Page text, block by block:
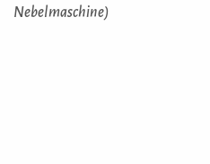
Nebelmaschine)